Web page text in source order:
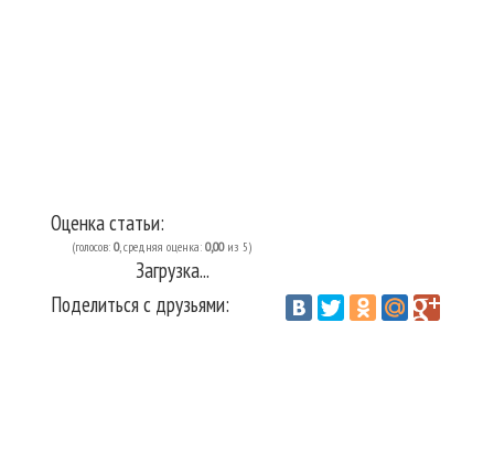
Оценка статьи:
(голосов: 0, средняя оценка: 0,00из 5)
Загрузка...
Поделиться с друзьями: